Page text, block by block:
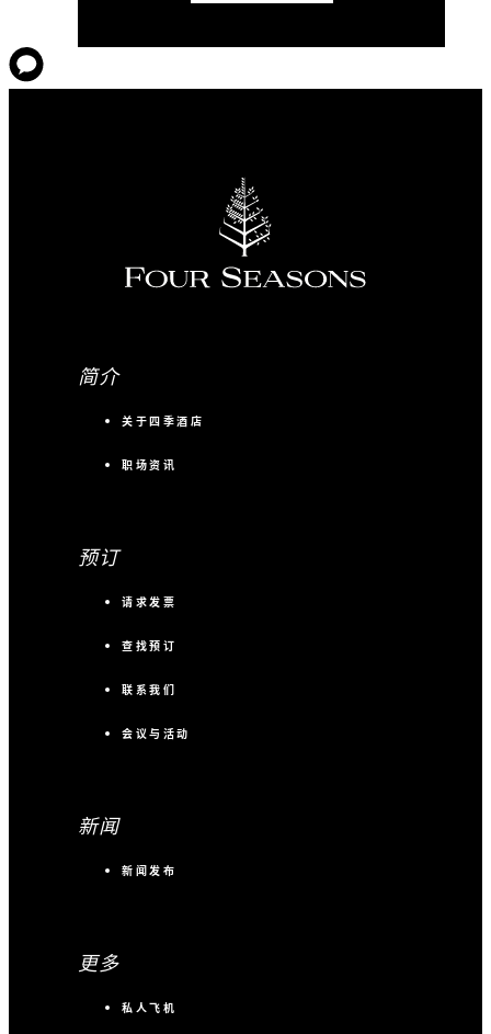
包含
入住套房：每次住宿 150 美元消费额
简介
关于四季酒店
职场资讯
预订
请求发票
查找预订
联系我们
会议与活动
新闻
新闻发布
更多
私人飞机